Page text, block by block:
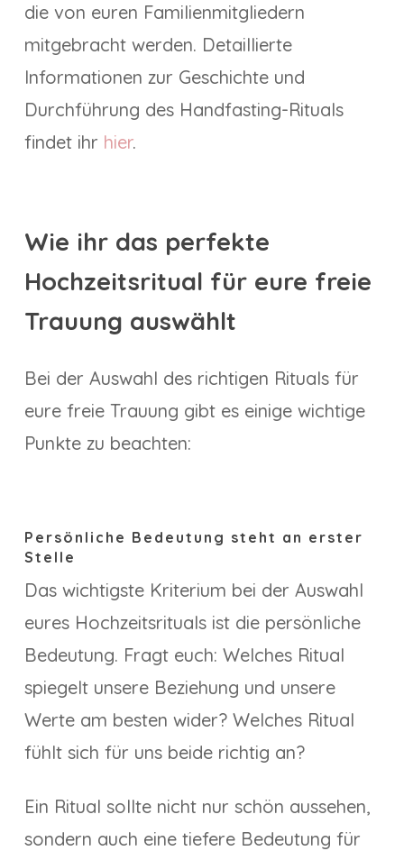
die von euren Familienmitgliedern
mitgebracht werden. Detaillierte
Informationen zur Geschichte und
Durchführung des Handfasting-Rituals
findet ihr hier.
Wie ihr das perfekte
Hochzeitsritual für eure freie
Trauung auswählt
Bei der Auswahl des richtigen Rituals für
eure freie Trauung gibt es einige wichtige
Punkte zu beachten:
Persönliche Bedeutung steht an erster
Stelle
Das wichtigste Kriterium bei der Auswahl
eures Hochzeitsrituals ist die persönliche
Bedeutung. Fragt euch: Welches Ritual
spiegelt unsere Beziehung und unsere
Werte am besten wider? Welches Ritual
fühlt sich für uns beide richtig an?
Ein Ritual sollte nicht nur schön aussehen,
sondern auch eine tiefere Bedeutung für